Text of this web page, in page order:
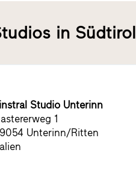
in Südtirol
Studio Unterinn
1
Unterinn/Ritten